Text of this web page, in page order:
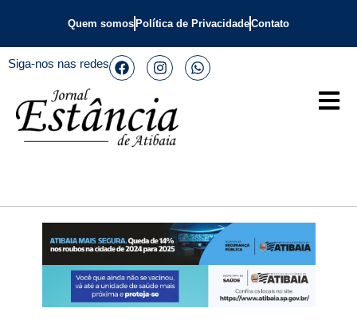
Quem somos Política de PrivacidadeContato
Siga-nos nas redes